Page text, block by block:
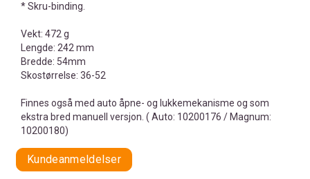
* Skru-binding.
Vekt: 472 g
Lengde: 242 mm
Bredde: 54mm
Skostørrelse: 36-52
Finnes også med auto åpne- og lukkemekanisme og som
ekstra bred manuell versjon. ( Auto: 10200176 / Magnum:
10200180)
Kundeanmeldelser